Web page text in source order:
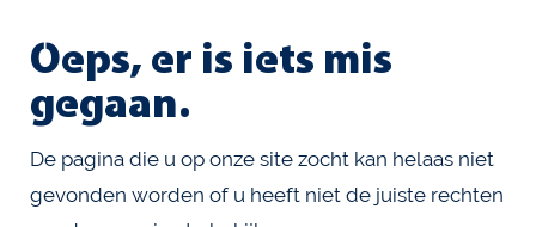
Oeps, er is iets mis
gegaan.
De pagina die u op onze site zocht kan helaas niet
gevonden worden of u heeft niet de juiste rechten